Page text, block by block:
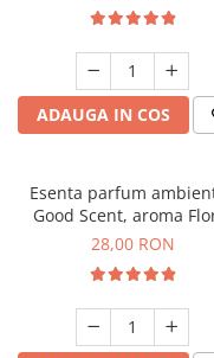
ADAUGA IN COS
Esenta parfum
Good Scent, aroma
Bouquet, 20 g
28,00 RON